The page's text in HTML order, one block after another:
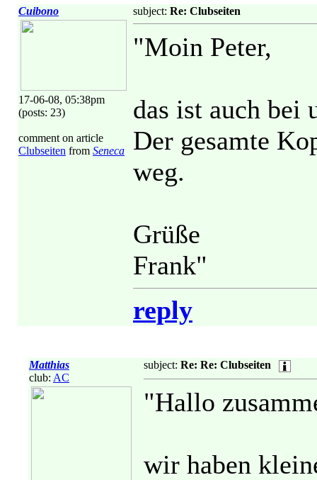
Cuibono
17-06-08, 05:38pm
(posts: 23)
comment on article
Clubseiten from Seneca
subject: Re: Clubseiten
"Moin Peter,
das ist auch bei
Der gesamte
weg.
Grüße
Frank"
reply
Matthias
club: AC
subject: Re: Re: Clubseiten
"Hallo
wir haben